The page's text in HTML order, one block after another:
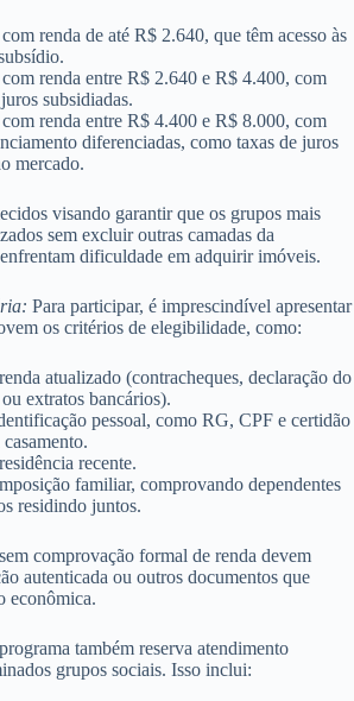
renda de até R$ 2.640, que têm acesso às
renda entre R$ 2.640 e R$ 4.400, com
subsidiadas.
renda entre R$ 4.400 e R$ 8.000, com
diferenciadas, como taxas de juros
mercado.
visando garantir que os grupos mais
sem excluir outras camadas da
dificuldade em adquirir imóveis.
Para participar, é imprescindível apresentar
os critérios de elegibilidade, como:
atualizado (contracheques, declaração do
extratos bancários).
pessoal, como RG, CPF e certidão
recente.
familiar, comprovando dependentes
residindo juntos.
comprovação formal de renda devem
autenticada ou outros documentos que
econômica.
também reserva atendimento
grupos sociais. Isso inclui: